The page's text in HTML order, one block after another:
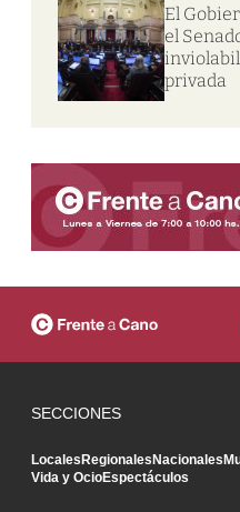
El
el
privada
SECCIONES
LocalesRegionalesNacionales
Vida y OcioEspectáculos